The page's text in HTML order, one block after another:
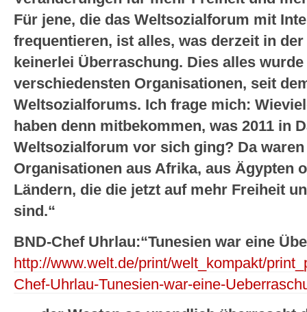
Für jene, die das Weltsozialforum mit
frequentieren, ist alles, was derzeit in
keinerlei Überraschung. Dies alles
verschiedensten Organisationen, seit
Weltsozialforums. Ich frage mich:
haben denn mitbekommen, was 2011 in
Weltsozialforum vor sich ging? Da
Organisationen aus Afrika, aus Ägypten
Ländern, die die jetzt auf mehr Freiheit
sind.“
BND-Chef Uhrlau:“Tunesien war eine
http://www.welt.de/print/welt_kompakt/
Chef-Uhrlau-Tunesien-war-eine-